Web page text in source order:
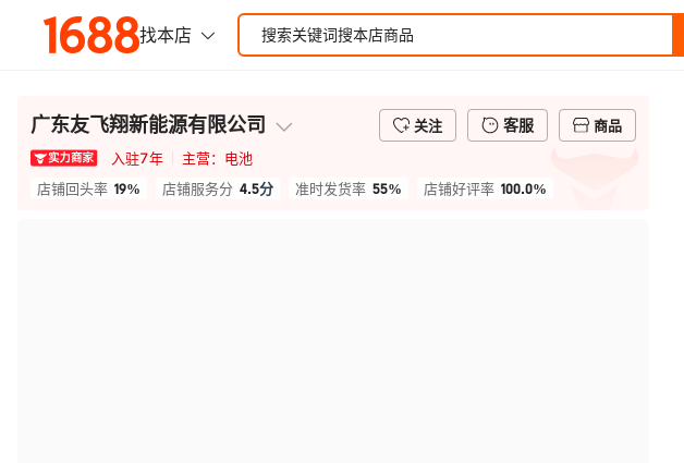
广东友飞翔新能源有限公司 关注 客服
商品
入驻7年 主营： 电池
店铺回头率 19% 店铺服务分 4.5分 准时发货率 55% 店铺好评率 100.0%